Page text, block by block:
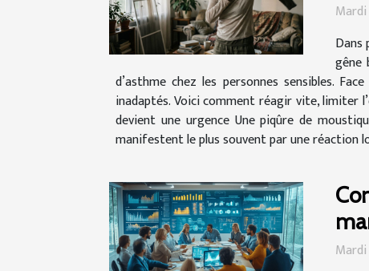
Dans
gêne
d’asthme chez les personnes sensibles.
inadaptés. Voici comment réagir vite, limiter
devient une urgence Une piqûre de
manifestent le plus souvent par une réaction